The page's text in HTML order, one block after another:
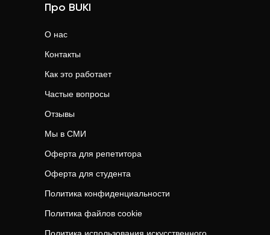
Про BUKI
О нас
Контакты
Как это работает
Частые вопросы
Отзывы
Мы в СМИ
Оферта для репетитора
Оферта для студента
Политика конфиденциальности
Политика файлов cookie